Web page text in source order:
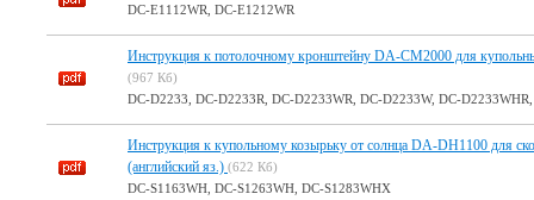
DC-E1112WR, DC-E1212WR
Инструкция к потолочному кронштейну DA-CM2000 для
(967 Кб)
DC-D2233, DC-D2233R, DC-D2233WR, DC-D2233W, DC-
Инструкция к купольному козырьку от солнца DA-DH1100 для
(английский яз.) (622 Кб)
DC-S1163WH, DC-S1263WH, DC-S1283WHX